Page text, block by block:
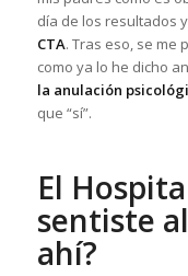
día de los resultados
CTA. Tras eso, se me
como ya lo he dicho
la anulación
que “sí”.
El
sentiste
ahí?